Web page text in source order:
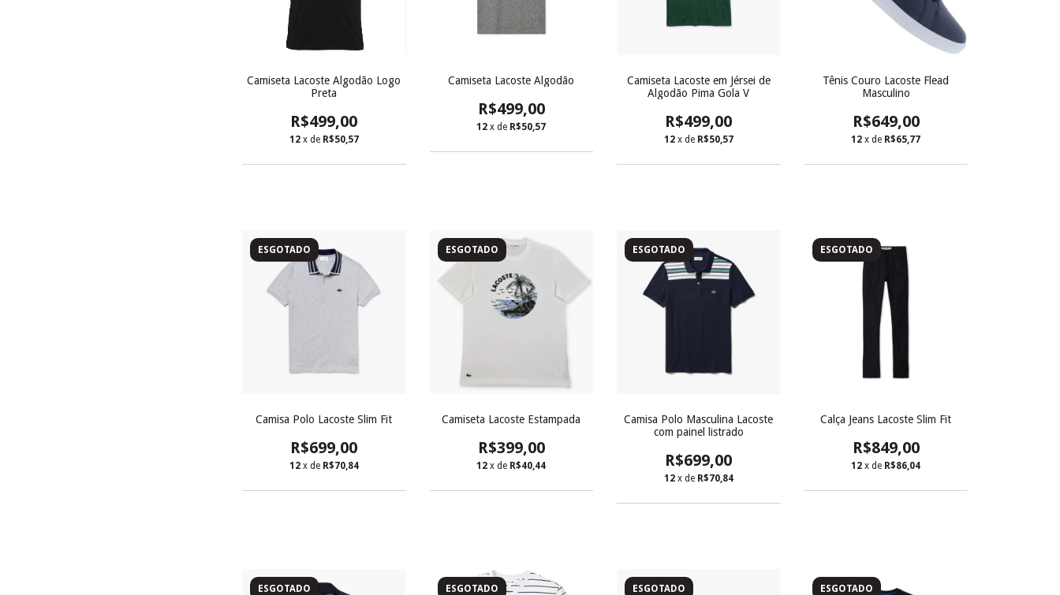
Camiseta Lacoste Algodão Logo
Preta
R$499,00
12 x de R$50,57
Camiseta Lacoste Algodão
R$499,00
12 x de R$50,57
Camiseta Lacoste em Jérsei de
Algodão Pima Gola V
R$499,00
12 x de R$50,57
Tênis Couro Lacoste Flead
Masculino
R$649,00
12 x de R$65,77
ESGOTADO
Camisa Polo Lacoste Slim Fit
R$699,00
12 x de R$70,84
ESGOTADO
Camiseta Lacoste Estampada
R$399,00
12 x de R$40,44
ESGOTADO
Camisa Polo Masculina Lacoste
com painel listrado
R$699,00
12 x de R$70,84
ESGOTADO
Calça Jeans Lacoste Slim Fit
R$849,00
12 x de R$86,04
ESGOTADO ESGOTADO ESGOTADO ESGOTADO